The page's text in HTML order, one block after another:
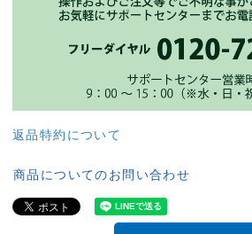
返品特約について
商品についてのお問い合わせ